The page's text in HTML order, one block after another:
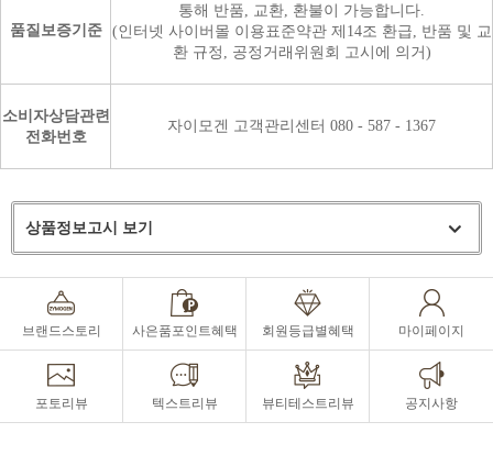
품질보증기준
통해 반품, 교환, 환불이 가능합니다.
(인터넷 사이버몰 이용표준약관 제14조 환급, 반품 및 교
환 규정, 공정거래위원회 고시에 의거)
소비자상담관련
전화번호
자이모겐 고객관리센터 080 - 587 - 1367
상품정보고시 보기
브랜드스토리 사은품포인트혜택 회원등급별혜택 마이페이지
포토리뷰 텍스트리뷰 뷰티테스트리뷰 공지사항